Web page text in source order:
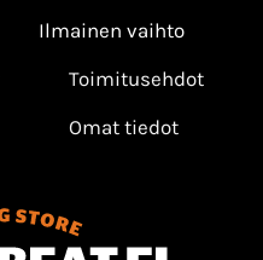
Ilmainen vaihto
Toimitusehdot
Omat tiedot